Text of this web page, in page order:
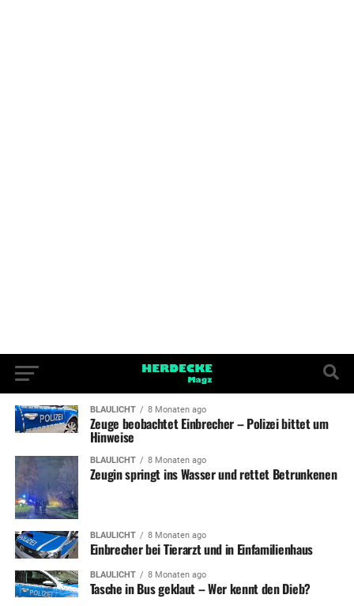
BLAULICHT 8 Monaten ago
Zeuge beobachtet Einbrecher – Polizei bittet um
Hinweise
BLAULICHT 8 Monaten ago
Zeugin springt ins Wasser und rettet Betrunkenen
BLAULICHT 8 Monaten ago
Einbrecher bei Tierarzt und in Einfamilienhaus
BLAULICHT 8 Monaten ago
Tasche in Bus geklaut – Wer kennt den Dieb?